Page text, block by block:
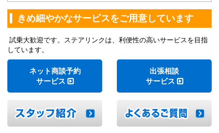
きめ細やかなサービスをご用意しています
試乗大歓迎です。ステアリンクは、利便性の高いサービスを目指
しています。
ネット商談予約
サービス
出張相談
サービス